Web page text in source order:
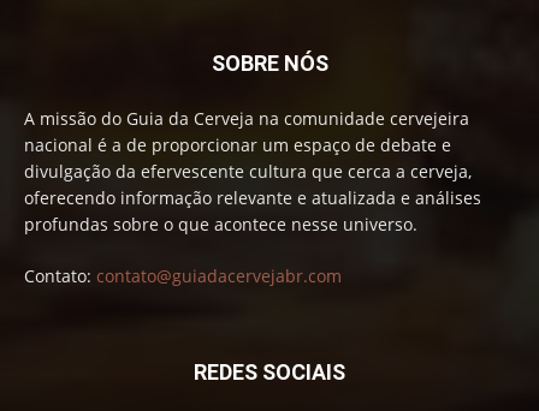
SOBRE NÓS
A missão do Guia da Cerveja na comunidade cervejeira
nacional é a de proporcionar um espaço de debate e
divulgação da efervescente cultura que cerca a cerveja,
oferecendo informação relevante e atualizada e análises
profundas sobre o que acontece nesse universo.
Contato: contato@guiadacervejabr.com
REDES SOCIAIS